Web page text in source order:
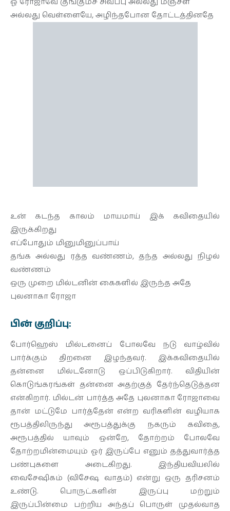
அல்லது வெள்ளையே, அழிந்தபோன தோட்டத்தினதே
உன் கடந்த காலம் மாயமாய் இக் கவிதையில்
இருக்கிறது
எப்போதும் மினுமினுப்பாய்
தங்க அல்லது ரத்த வண்ணம், தந்த அல்லது நிழல்
வண்ணம்
ஒரு முறை மில்டனின் கைகளில் இருந்த அதே
புலனாகா ரோஜா
பின் குறிப்பு:
போர்ஹெஸ் மில்டனைப் போலவே நடு வாழ்வில்
பார்க்கும் திறனை இழந்தவர். இக்கவிதையில்
தன்னை மில்டனோடு ஒப்பிடுகிறார். விதியின்
கொடுங்கரங்கள் தன்னை அதற்குத் தேர்ந்தெடுத்தன
என்கிறார். மில்டன் பார்த்த அதே புலனாகா ரோஜாவை
தான் மட்டுமே பார்த்தேன் என்ற வரிகளின் வழியாக
ரூபத்திலிருந்து அரூபத்துக்கு நகரும் கவிதை,
அரூபத்தில் யாவும் ஒன்றே, தோற்றம் போலவே
தோற்றமின்மையும் ஓர் இருப்பே எனும் தத்துவார்த்த
பண்புகளை அடைகிறது. இந்தியவியலில்
வைசேஷிகம் (விசேஷ வாதம்) என்று ஒரு தரிசனம்
உண்டு. பொருட்களின் இருப்பு மற்றும்
இருப்பின்மை பற்றிய அந்தப் பொருள் முதல்வாத